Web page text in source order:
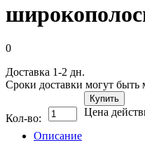
0
Доставка 1-2 дн.
Сроки доставки могут быть
Кол-во:
Купить
Цена
Описание